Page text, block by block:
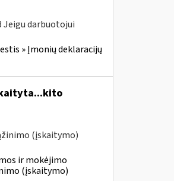
Jeigu darbuotojui
» Įmonių deklaracijų
(įskaitymo)
ir mokėjimo
(įskaitymo)